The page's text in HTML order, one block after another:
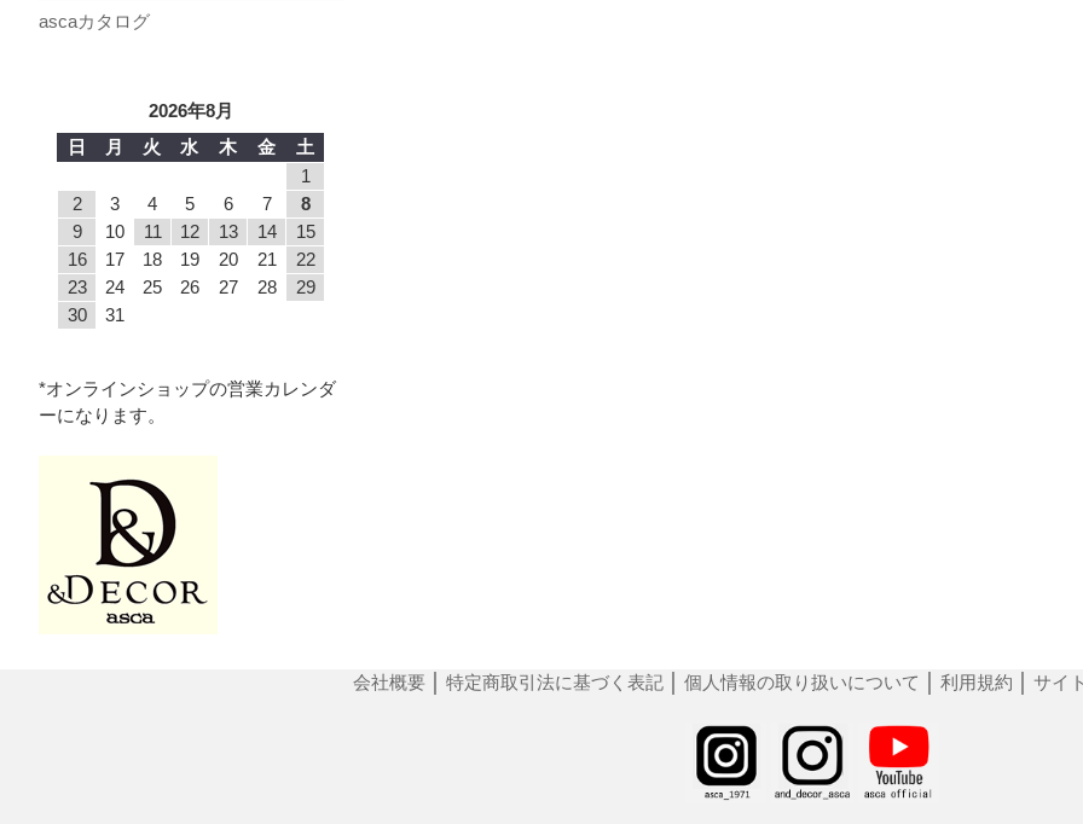
ascaカタログ
2026年8月
日
月 火 水 木 金
土
1
2
3 4 5 6 7
8
9
10 11 12 13 14
15
16
17 18 19 20 21
22
23
24 25 26 27 28
29
30
31
*オンラインショップの営業カレンダ
ーになります。
会社概要 特定商取引法に基づく表記 個人情報の取り扱いについて 利用規約 サイ